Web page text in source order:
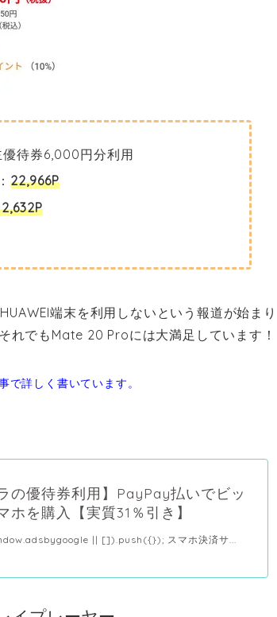
優待券6,000円分利用
22,966P
端末を利用しないという報道が始まり
れでもMate 20 Proには大満足しています！
で詳しく書いています。
の優待券利用】PayPay払いでビッ
ホを購入【実質31％引き】
|| []).push({}); スマホ決済サ...